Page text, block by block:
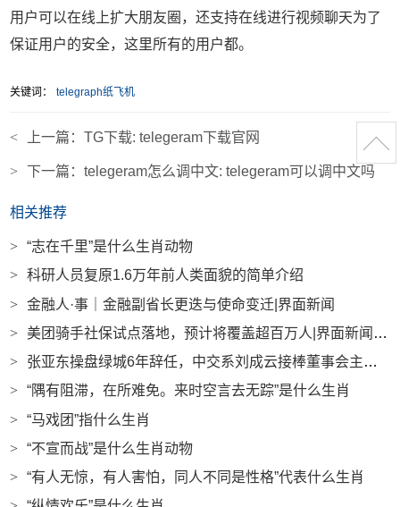
用户可以在线上扩大朋友圈，还支持在线进行视频聊天为了
保证用户的安全，这里所有的用户都。
关键词： telegraph纸飞机
< 上一篇：TG下载: telegeram下载官网
> 下一篇：telegeram怎么调中文: telegeram可以调中文吗
相关推荐
>
“志在千里”是什么生肖动物
>
科研人员复原1.6万年前人类面貌的简单介绍
>
金融人·事｜金融副省长更迭与使命变迁|界面新闻
>
美团骑手社保试点落地，预计将覆盖超百万人|界面新闻 · 科技
>
张亚东操盘绿城6年辞任，中交系刘成云接棒董事会主席|界面新闻 · 地产
>
“隅有阻滞，在所难免。来时空言去无踪”是什么生肖
>
“马戏团”指什么生肖
>
“不宣而战”是什么生肖动物
>
“有人无惊，有人害怕，同人不同是性格”代表什么生肖